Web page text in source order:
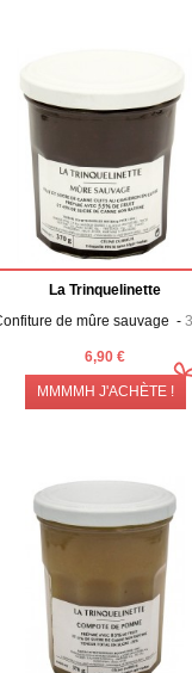
La Trinquelinette
de mûre sauvage -
6,90 €
MMMMH J'ACHÈTE !